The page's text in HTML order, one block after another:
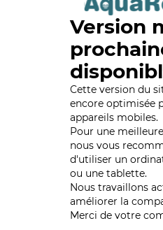
Version
Cette version du
encore optimisée
appareils mobiles.
Pour une
nous vous
d'utiliser un
ou une tablette.
Nous travaillons
améliorer la
Merci de votre